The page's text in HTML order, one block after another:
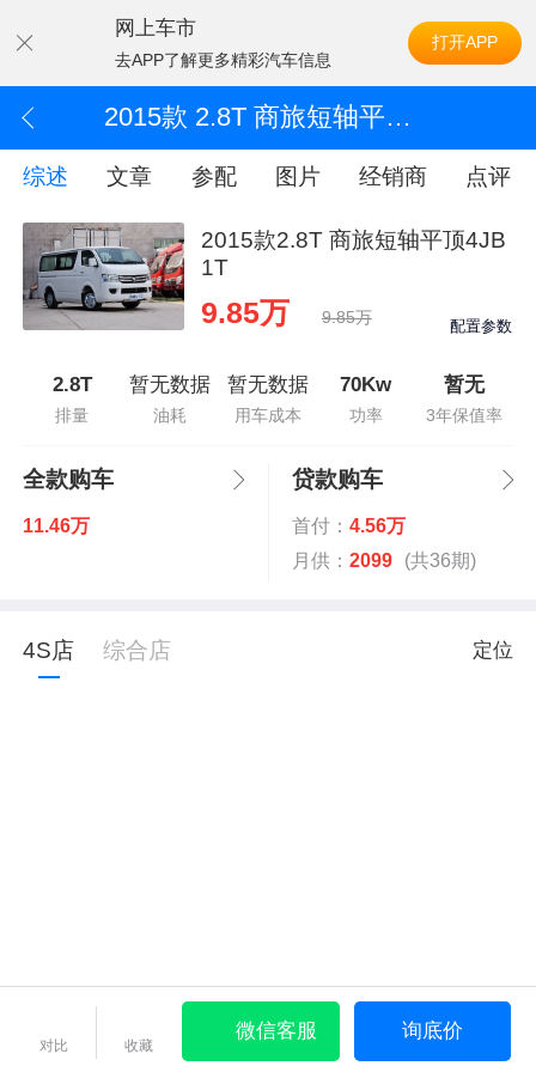
网上车市
去APP了解更多精彩汽车信息
打开APP
2015款 2.8T 商旅短轴平顶4JB1T
综述 文章 参配 图片 经销商 点评
2015款2.8T 商旅短轴平顶4JB
1T
9.85万 9.85万 配置参数
2.8T
排量
暂无数据
油耗
暂无数据
用车成本
70Kw
功率
暂无
3年保值率
全款购车
11.46万
贷款购车
首付： 4.56万
月供： 2099 (共36期)
4S店 综合店 定位
对比 收藏
微信客服 询底价